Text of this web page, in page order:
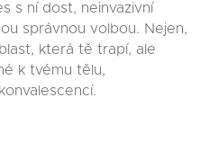
s ní dost, neinvazivní
správnou volbou. Nejen,
která tě trapí, ale
k tvému tělu,